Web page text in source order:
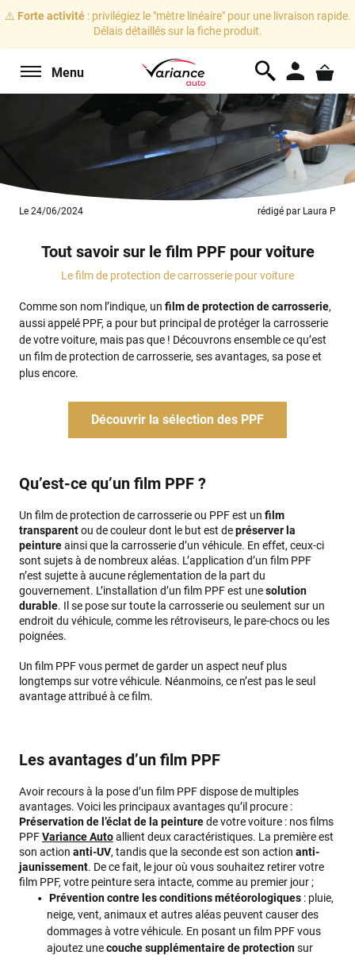
⚠️ Forte activité: privilégiez le "mètre linéaire" pour une livraison rapide.
Délais détaillés sur la fiche produit.
Menu
Le 24/06/2024 rédigé par Laura P
Tout savoir sur le film PPF pour voiture
Le film de protection de carrosserie pour voiture
Comme son nom l’indique, un film de protection de carrosserie,
aussi appelé PPF, a pour but principal de protéger la carrosserie
de votre voiture, mais pas que ! Découvrons ensemble ce qu’est
un film de protection de carrosserie, ses avantages, sa pose et
plus encore.
Découvrir la sélection des PPF
Qu’est-ce qu’un film PPF ?
Un film de protection de carrosserie ou PPF est un film
transparentou de couleur dont le but est depréserver la
peintureainsi que la carrosserie d’un véhicule. En effet, ceux-ci
sont sujets à de nombreux aléas. L’application d’un film PPF
n’est sujette à aucune réglementation de la part du
gouvernement. L’installation d’un film PPF est unesolution
durable. Il se pose sur toute la carrosserie ou seulement sur un
endroit du véhicule, comme les rétroviseurs, le pare-chocs ou les
poignées.
Un film PPF vous permet de garder un aspect neuf plus
longtemps sur votre véhicule. Néanmoins, ce n’est pas le seul
avantage attribué à ce film.
Les avantages d’un film PPF
Avoir recours à la pose d’un film PPF dispose de multiples
avantages. Voici les principaux avantages qu’il procure :
Préservation de l’éclat de la peinturede votre voiture : nos films
PPFVariance Autoallient deux caractéristiques. La première est
son action anti-UV, tandis que la seconde est son action anti-
jaunissement. De ce fait, le jour où vous souhaitez retirer votre
film PPF, votre peinture sera intacte, comme au premier jour ;
Prévention contre les conditions météorologiques: pluie,
neige, vent, animaux et autres aléas peuvent causer des
dommages à votre véhicule. En posant un film PPF vous
ajoutez unecouche supplémentaire de protectionsur